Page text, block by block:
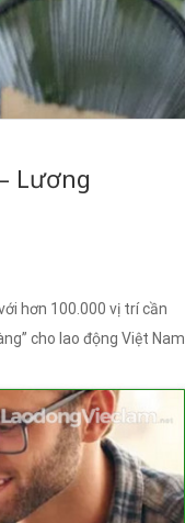
Lương
hơn 100.000 vị trí cần
cho lao động Việt Nam